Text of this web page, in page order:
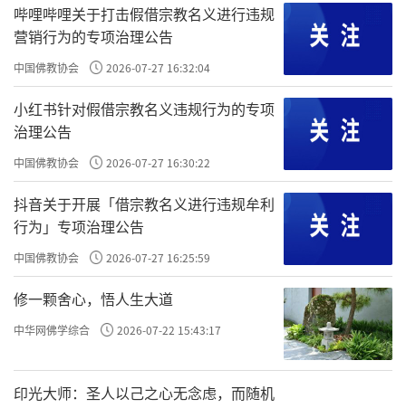
年，有效验。
，就是心情好了。有的同学格物致知之
后，觉得心情好了；就像高光先生说的，一下子肩膀上的重
担没了，这一下子就是心旷神怡。
或觉智慧顿开，就是法喜
充满。高光先生讲的，一下子好像什么都放下了，不挂碍
了，一下开智慧了。
，就是每天面对纷
繁复杂的事物，你有用不完的灵感，都知道怎么去处理，就
觉得好像什么事都不是问题。或遇怨仇而回嗔作喜，就是有
人对你发火、抱怨、发脾气，你不生气了。有同学分享，再
看到别人那样，以前他会生气，现在他反而觉得很可笑、很
可乐，这都是有
。
或梦吐黑物，做梦自己往外吐一些东西。今年会议现
场，同学没打嗝的了，以前打嗝此起彼伏，尤其坐在音响附
近，打嗝声都能把我的声音给盖住。也有不少同学就是不断
的呕吐，这都是
。这都是很正常、很正常的。有的打嗝
能打好几年，这都是正常的，这都是效验
哔哩哔哩关于打击假借宗教名义进行违规
营销行为的专项治理公告
中国佛教协会 2026-07-27 16:32:04
小红书针对假借宗教名义违规行为的专项
治理公告
中国佛教协会 2026-07-27 16:30:22
抖音关于开展「借宗教名义进行违规牟利
行为」专项治理公告
中国佛教协会 2026-07-27 16:25:59
修一颗舍心，悟人生大道
中华网佛学综合 2026-07-22 15:43:17
印光大师：圣人以己之心无念虑，而随机